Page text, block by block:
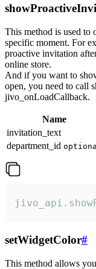
This method is used to
specific moment. For
proactive invitation
online store.
And if you want to
open, you need to call
jivo_onLoadCallback.
Name
invitation_text
department_id
setWidgetColor#
This method allows